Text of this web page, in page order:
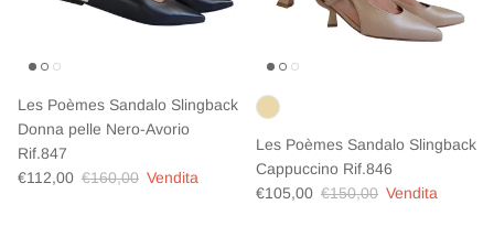
Les Poèmes Sandalo Slingback
Donna pelle Nero-Avorio
Rif.847
Prezzo di vendita
€112,00 Prezzo normale
€160,00 Vendita
Les Poèmes Sandalo Slingback
Cappuccino Rif.846
Prezzo di vendita
€105,00 Prezzo normale
€150,00 Vendita